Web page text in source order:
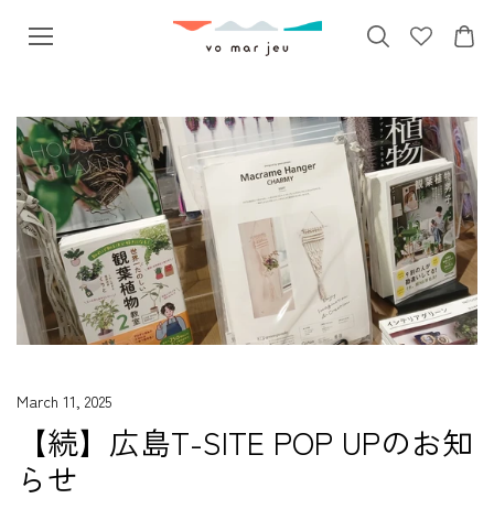
キップ
March 11, 2025
【続】広島T-SITE POP UPのお知
らせ